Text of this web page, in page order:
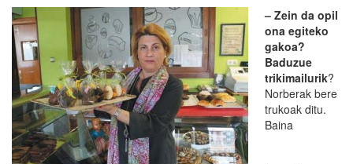
– Zein da opil
ona egiteko
gakoa?
Baduzue
trikimailurik?
Norberak bere
trukoak ditu.
Baina